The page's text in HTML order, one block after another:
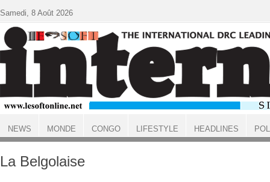
ACCUEIL
La Belgolaise
Samedi, 8 Août 2026
NEWS MONDE CONGO LIFESTYLE HEADLINES